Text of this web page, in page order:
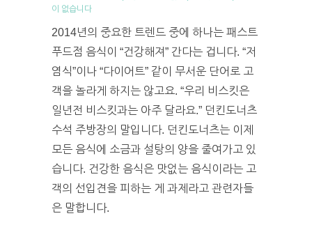
이 없습니다
2014년의 중요한 트렌드 중에 하나는 패스트
푸드점 음식이 “건강해져” 간다는 겁니다. “저
염식”이나 “다이어트” 같이 무서운 단어로 고
객을 놀라게 하지는 않고요. “우리 비스킷은
일년전 비스킷과는 아주 달라요.” 던킨도너츠
수석 주방장의 말입니다. 던킨도너츠는 이제
모든 음식에 소금과 설탕의 양을 줄여가고 있
습니다. 건강한 음식은 맛없는 음식이라는 고
객의 선입견을 피하는 게 과제라고 관련자들
은 말합니다.